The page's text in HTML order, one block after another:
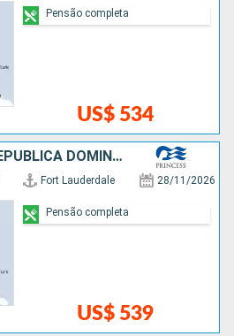
US$ 534
Pensão completa
ESTADOS UNIDOS, REPUBLICA DOMINICANA, BAHAMAS
Fort Lauderdale 28/11/2026
US$ 539
Pensão completa